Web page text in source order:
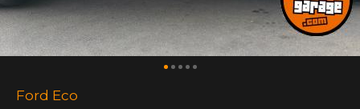
Ford Eco